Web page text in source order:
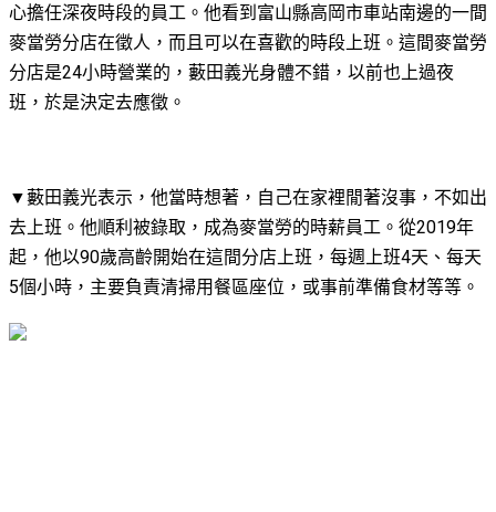
心擔任深夜時段的員工。他看到富山縣高岡市車站南邊的一間
麥當勞分店在徵人，而且可以在喜歡的時段上班。這間麥當勞
分店是24小時營業的，藪田義光身體不錯，以前也上過夜
班，於是決定去應徵。
▼藪田義光表示，他當時想著，自己在家裡閒著沒事，不如出
去上班。他順利被錄取，成為麥當勞的時薪員工。從2019年
起，他以90歲高齡開始在這間分店上班，每週上班4天、每天
5個小時，主要負責清掃用餐區座位，或事前準備食材等等。